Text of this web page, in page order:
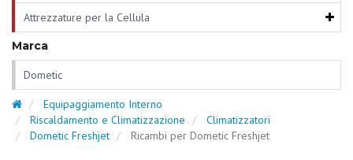
Attrezzature per la Cellula
Marca
Dometic
Equipaggiamento Interno
Riscaldamento e Climatizzazione
Climatizzatori
Dometic Freshjet
Ricambi per Dometic Freshjet